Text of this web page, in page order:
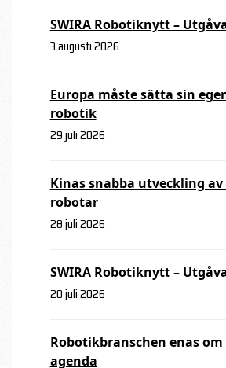
SWIRA Robotiknytt –
3 augusti 2026
Europa måste sätta sin
robotik
29 juli 2026
Kinas snabba utveckling
robotar
28 juli 2026
SWIRA Robotiknytt –
20 juli 2026
Robotikbranschen enas
agenda